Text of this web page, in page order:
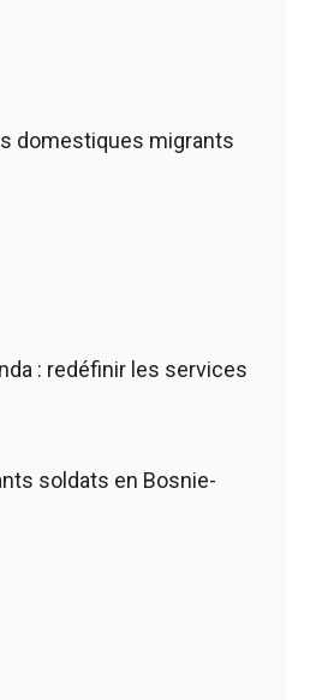
domestiques migrants
: redéfinir les services
soldats en Bosnie-